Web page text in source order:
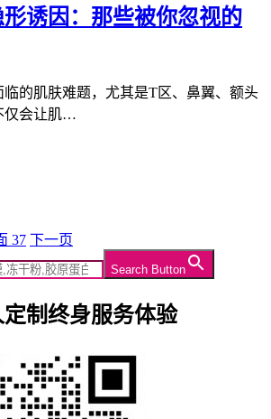
诱因：那些被你忽视的
的肌肤难题，尤其是T区、鼻翼、额头
仅会让肌…
37 下一页
Search Button
制终身服务体验